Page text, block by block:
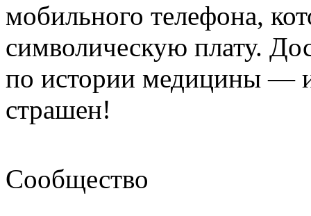
мобильного телефона,
символическую плату.
по истории медицины —
страшен!
Сообщество